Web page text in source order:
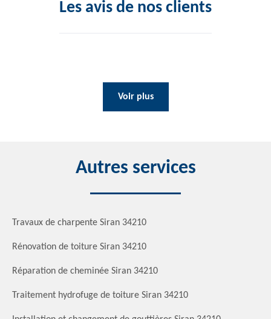
Les avis de nos clients
Voir plus
Autres services
Travaux de charpente Siran 34210
Rénovation de toiture Siran 34210
Réparation de cheminée Siran 34210
Traitement hydrofuge de toiture Siran 34210